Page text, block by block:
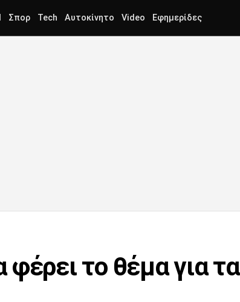
Σπορ Tech Αυτοκίνητο Video Εφημερίδες
το θέμα για τα